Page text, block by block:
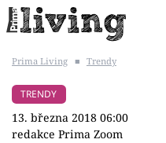
BYDLENÍ SLAVNÝCH
Prima Living ■ Trendy
TRENDY
13. března 2018 06:00
redakce Prima Zoom